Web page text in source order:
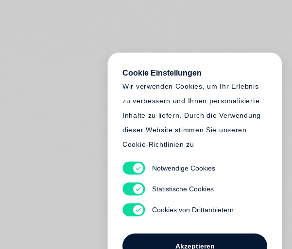
Cookie Einstellungen
Wir verwenden Cookies, um Ihr Erlebnis
zu verbessern und Ihnen personalisierte
Inhalte zu liefern. Durch die Verwendung
dieser Website stimmen Sie unseren
Cookie-Richtlinien zu
Notwendige Cookies
Statistische Cookies
Cookies von Drittanbietern
Akzeptieren